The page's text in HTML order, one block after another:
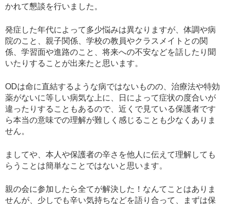
かれて懇談を行いました。
発症した年代によって多少悩みは異なりますが、体調や病
院のこと、親子関係、学校の教員やクラスメイトとの関
係、学習面や進路のこと、将来への不安などを話したり聞
いたりすることが出来たと思います。
ODは命に直結するような病ではないものの、治療法や特効
薬がないに等しい病気な上に、日によって症状の度合いが
違ったりすることもあるので、近くで見ている保護者です
ら本当の意味での理解が難しく感じることも少なくありま
せん。
ましてや、本人や保護者の辛さを他人に伝えて理解しても
らうことは簡単なことではないと思います。
親の会に参加したら全てが解決した！なんてことはありま
せんが、少しでも辛い気持ちなどを語り合って、まずは保